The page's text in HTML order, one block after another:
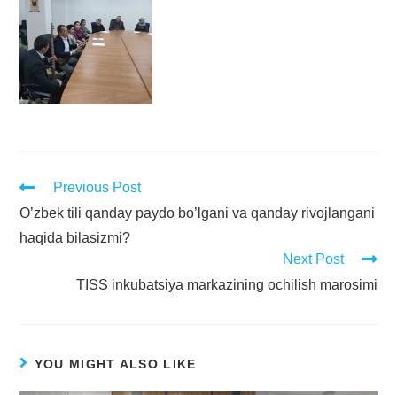
Previous Post
O’zbek tili qanday paydo bo’lgani va qanday rivojlangani
haqida bilasizmi?
Next Post
TISS inkubatsiya markazining ochilish marosimi
YOU MIGHT ALSO LIKE